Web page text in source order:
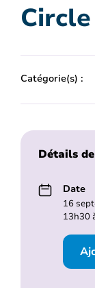
Catégorie(s) :
Détails
Date
16
13h30